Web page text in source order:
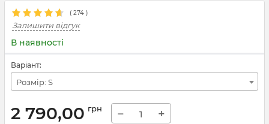
( 274 )
Залишити відгук
В наявності
Варіант:
Розмір: S
2 790,00 грн − +